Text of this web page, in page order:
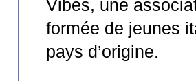
Vibes, une
formée de jeunes
pays d’origine.